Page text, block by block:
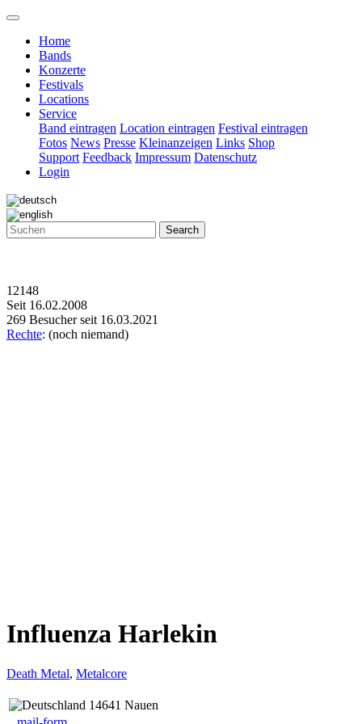
Home
Bands
Konzerte
Festivals
Locations
Service
Band eintragen Location eintragen Festival eintragen
Fotos News Presse Kleinanzeigen Links Shop
Support Feedback Impressum Datenschutz
Login
Search
12148
Seit 16.02.2008
269 Besucher seit 16.03.2021
Rechte: (noch niemand)
Influenza Harlekin
Death Metal, Metalcore
14641 Nauen